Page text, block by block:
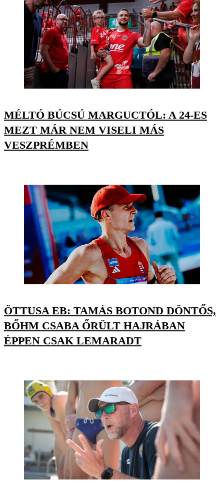
MÉLTÓ BÚCSÚ MARGUCTÓL: A 24-ES
MEZT MÁR NEM VISELI MÁS
VESZPRÉMBEN
ÖTTUSA EB: TAMÁS BOTOND DÖNTŐS,
BŐHM CSABA ŐRÜLT HAJRÁBAN
ÉPPEN CSAK LEMARADT